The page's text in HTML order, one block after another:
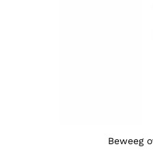
Beweeg